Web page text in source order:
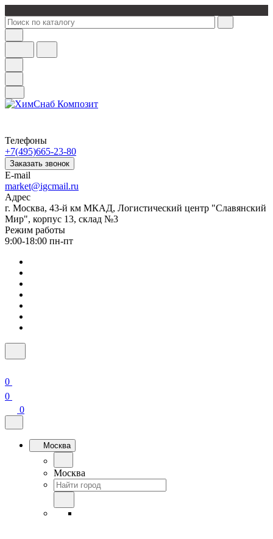
Телефоны
+7(495)665-23-80
Заказать звонок
E-mail
market@igcmail.ru
Адрес
г. Москва, 43-й км МКАД, Логистический центр "Славянский
Мир", корпус 13, склад №3
Режим работы
9:00-18:00 пн-пт
0
0
0
Москва
Москва